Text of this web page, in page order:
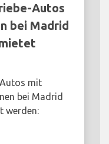
Autos
bei Madrid
mit
bei Madrid
werden: